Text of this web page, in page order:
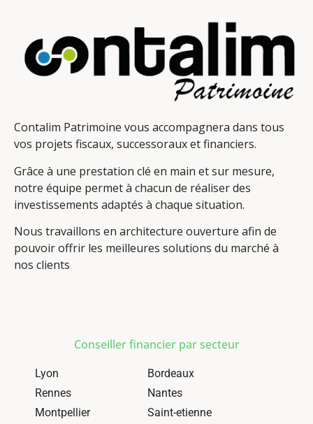
Contalim Patrimoine vous accompagnera dans tous
vos projets fiscaux, successoraux et financiers.
Grâce à une prestation clé en main et sur mesure,
notre équipe permet à chacun de réaliser des
investissements adaptés à chaque situation.
Nous travaillons en architecture ouverture afin de
pouvoir offrir les meilleures solutions du marché à
nos clients
Conseiller financier par secteur
Lyon
Bordeaux
Rennes
Nantes
Montpellier
Saint-etienne